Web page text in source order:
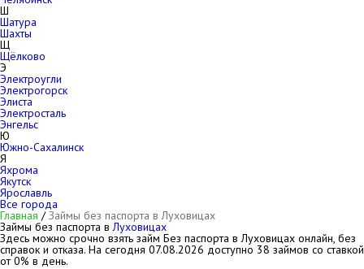
Ш
Шатура
Шахты
Щ
Щёлково
Э
Электроугли
Электрогорск
Элиста
Электросталь
Энгельс
Ю
Южно-Сахалинск
Я
Яхрома
Якутск
Ярославль
Все города
Главная /Займы без паспорта в Луховицах
Займы без паспорта вЛуховицах
Здесь можно срочно взять займ Без паспорта в Луховицах онлайн, без
справок и отказа. На сегодня 07.08.2026 доступно 38 займов со ставкой
от 0% в день.